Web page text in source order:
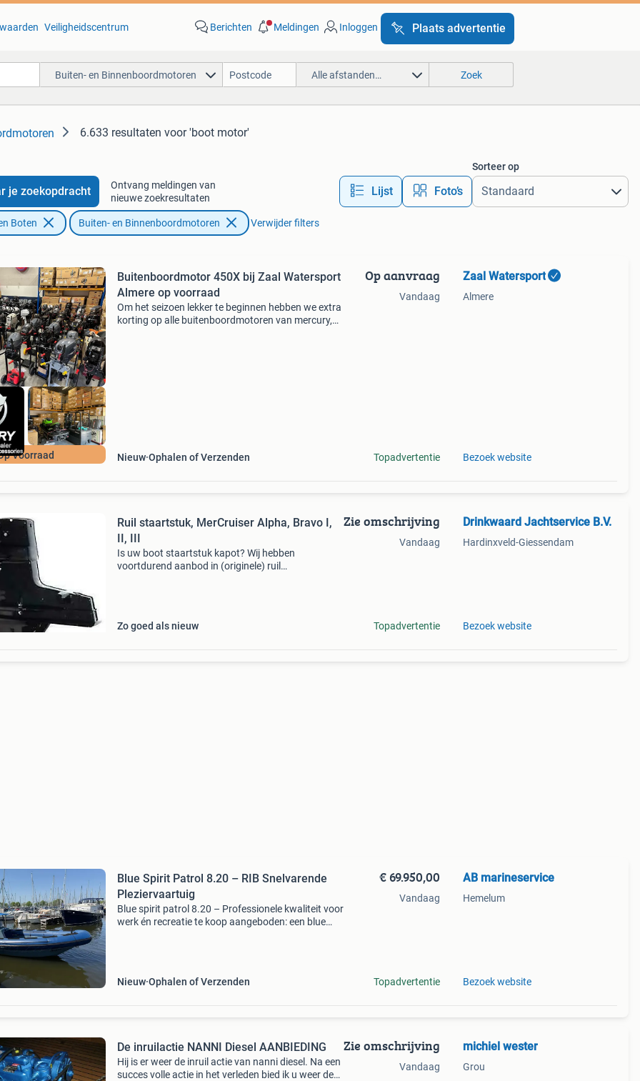
Veiligheidscentrum Berichten Meldingen Inloggen Plaats advertentie
Buiten- en Binnenboordmotoren Alle afstanden… Zoek
6.633 resultaten voor 'boot motor'
je zoekopdracht
Ontvang meldingen van
nieuwe zoekresultaten
Lijst Foto’s
Sorteer op
Boten Buiten- en Binnenboordmotoren Verwijder filters
Voorraad
Buitenboordmotor 450X bij Zaal Watersport
Almere op voorraad
Om het seizoen lekker te beginnen hebben we extra
korting op alle buitenboordmotoren van mercury,
Nieuw Ophalen of Verzenden
Op aanvraag
Vandaag
Topadvertentie
Zaal Watersport
Almere
Bezoek website
Ruil staartstuk, MerCruiser Alpha, Bravo I,
II, III
Is uw boot staartstuk kapot? Wij hebben
voortdurend aanbod in (originele) ruil
Zo goed als nieuw
Zie omschrijving
Vandaag
Topadvertentie
Drinkwaard Jachtservice B.V.
Hardinxveld-Giessendam
Bezoek website
Blue Spirit Patrol 8.20 – RIB Snelvarende
Pleziervaartuig
Blue spirit patrol 8.20 – Professionele kwaliteit voor
werk én recreatie te koop aangeboden: een blue
Nieuw Ophalen of Verzenden
€ 69.950,00
Vandaag
Topadvertentie
AB marineservice
Hemelum
Bezoek website
De inruilactie NANNI Diesel AANBIEDING
Hij is er weer de inruil actie van nanni diesel. Na een
succes volle actie in het verleden bied ik u weer de
Zie omschrijving
Vandaag
michiel wester
Grou